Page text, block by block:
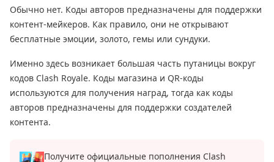
Обычно нет. Коды авторов предназначены для поддержки
контент-мейкеров. Как правило, они не открывают
бесплатные эмоции, золото, гемы или сундуки.
Именно здесь возникает большая часть путаницы вокруг
кодов Clash Royale. Коды магазина и QR-коды
используются для получения наград, тогда как коды
авторов предназначены для поддержки создателей
контента.
Получите официальные пополнения Clash